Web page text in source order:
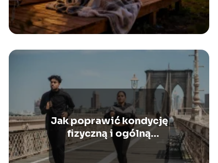
Jak poprawić kondycję
fizyczną i ogólną
sprawność?